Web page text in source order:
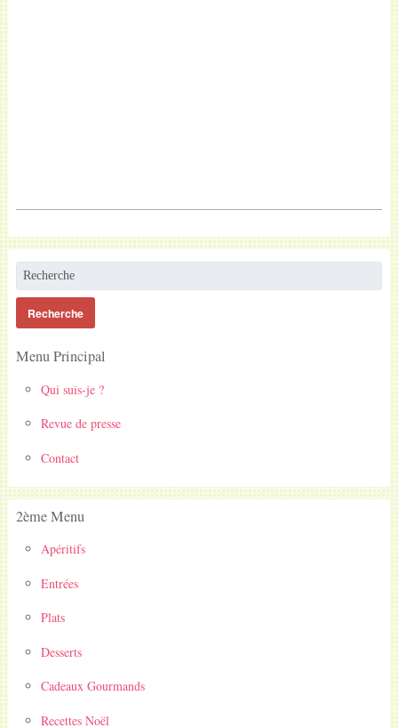
Menu Principal
Qui suis-je ?
Revue de presse
Contact
2ème Menu
Apéritifs
Entrées
Plats
Desserts
Cadeaux Gourmands
Recettes Noël